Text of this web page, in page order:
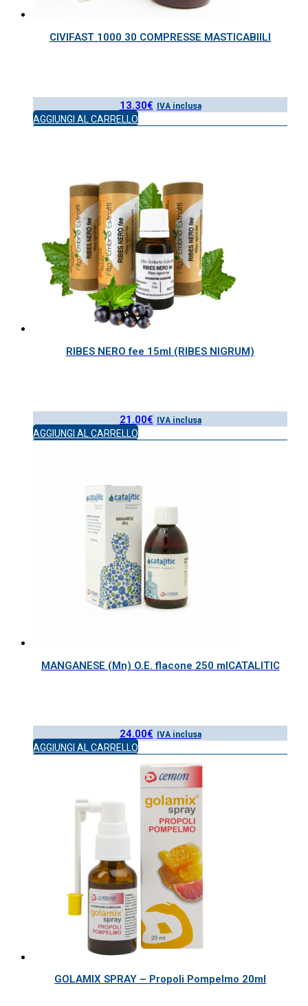
CIVIFAST 1000 30 COMPRESSE MASTICABIILI
13.30€ IVA inclusa
AGGIUNGI AL CARRELLO
RIBES NERO fee 15ml (RIBES NIGRUM)
21.00€ IVA inclusa
AGGIUNGI AL CARRELLO
MANGANESE (Mn) O.E. flacone 250 mlCATALITIC
24.00€ IVA inclusa
AGGIUNGI AL CARRELLO
GOLAMIX SPRAY – Propoli Pompelmo 20ml